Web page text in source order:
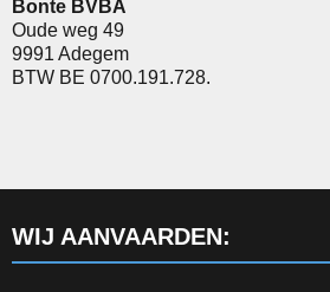
Bonte BVBA
Oude weg 49
9991 Adegem
BTW BE 0700.191.728.
WIJ AANVAARDEN: